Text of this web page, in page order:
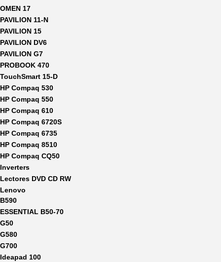
OMEN 17
PAVILION 11-N
PAVILION 15
PAVILION DV6
PAVILION G7
PROBOOK 470
TouchSmart 15-D
HP Compaq 530
HP Compaq 550
HP Compaq 610
HP Compaq 6720S
HP Compaq 6735
HP Compaq 8510
HP Compaq CQ50
Inverters
Lectores DVD CD RW
Lenovo
B590
ESSENTIAL B50-70
G50
G580
G700
Ideapad 100